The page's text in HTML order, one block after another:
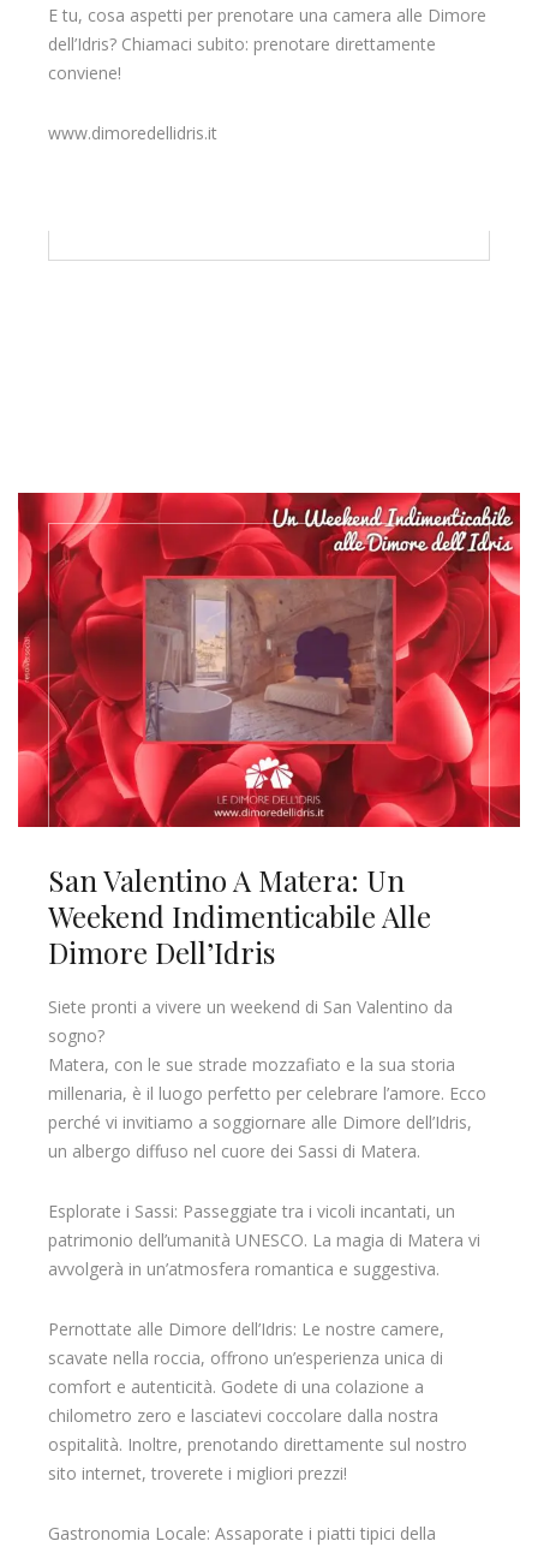
E tu, cosa aspetti per prenotare una camera alle Dimore
dell’Idris? Chiamaci subito: prenotare direttamente
conviene!
www.dimoredellidris.it
San Valentino A Matera: Un
Weekend Indimenticabile Alle
Dimore Dell’Idris
Siete pronti a vivere un weekend di San Valentino da
sogno?
Matera, con le sue strade mozzafiato e la sua storia
millenaria, è il luogo perfetto per celebrare l’amore. Ecco
perché vi invitiamo a soggiornare alle Dimore dell’Idris,
un albergo diffuso nel cuore dei Sassi di Matera.
Esplorate i Sassi: Passeggiate tra i vicoli incantati, un
patrimonio dell’umanità UNESCO. La magia di Matera vi
avvolgerà in un’atmosfera romantica e suggestiva.
Pernottate alle Dimore dell’Idris: Le nostre camere,
scavate nella roccia, offrono un’esperienza unica di
comfort e autenticità. Godete di una colazione a
chilometro zero e lasciatevi coccolare dalla nostra
ospitalità. Inoltre, prenotando direttamente sul nostro
sito internet, troverete i migliori prezzi!
Gastronomia Locale: Assaporate i piatti tipici della